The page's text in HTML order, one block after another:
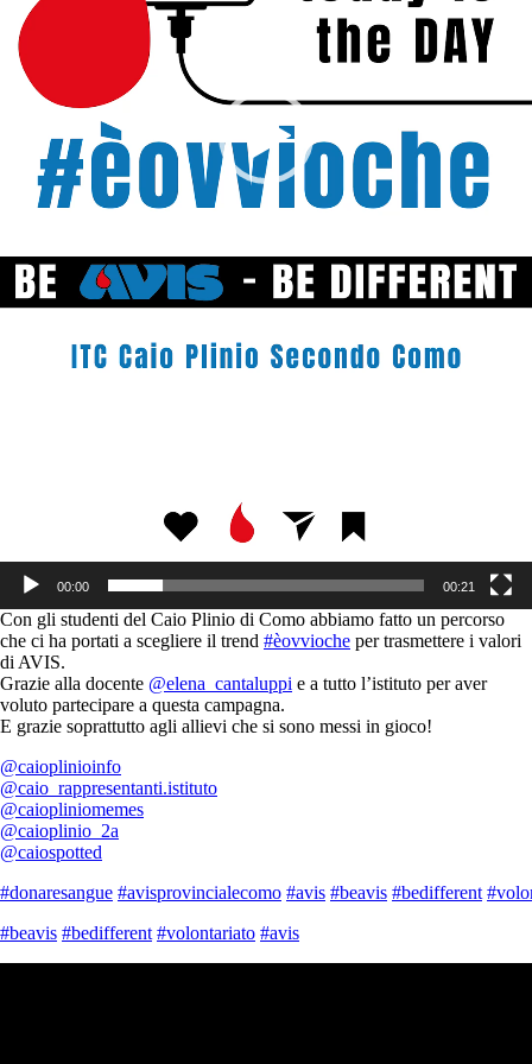
00:00 00:21
Con gli studenti del Caio Plinio di Como abbiamo fatto un percorso
che ci ha portati a scegliere il trend #èovvioche per trasmettere i valori
di AVIS.
Grazie alla docente @elena_cantaluppi e a tutto l’istituto per aver
voluto partecipare a questa campagna.
E grazie soprattutto agli allievi che si sono messi in gioco!
@caioplinioinfo
@caio_rappresentanti.istituto
@caiopliniomemes
@caioplinio_2a
@caiospotted
#donaresangue #avisprovincialecomo #avis #beavis #bedifferent
#beavis #bedifferent #volontariato #avis